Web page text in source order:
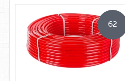
62